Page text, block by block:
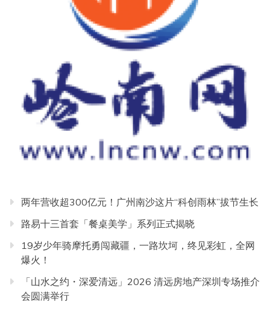
两年营收超300亿元！广州南沙这片“科创雨林”拔节生长
路易十三首套「餐桌美学」系列正式揭晓
19岁少年骑摩托勇闯藏疆，一路坎坷，终见彩虹，全网
爆火！
「山水之约・深爱清远」2026 清远房地产深圳专场推介
会圆满举行